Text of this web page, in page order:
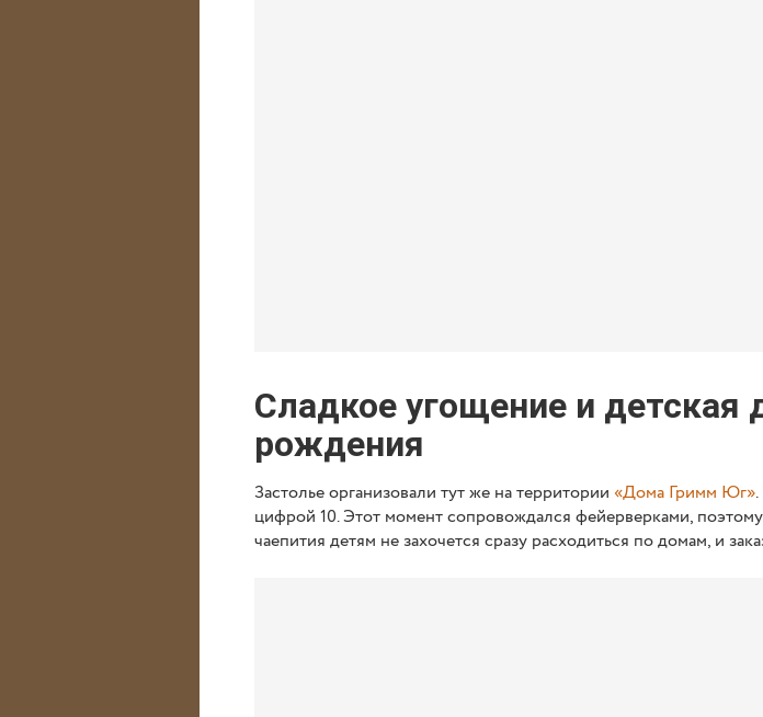
Сладкое угощение и детская
рождения
Застолье организовали тут же на территории «Дома Гримм Юг»
цифрой 10. Этот момент сопровождался фейерверками,
чаепития детям не захочется сразу расходиться по домам, и